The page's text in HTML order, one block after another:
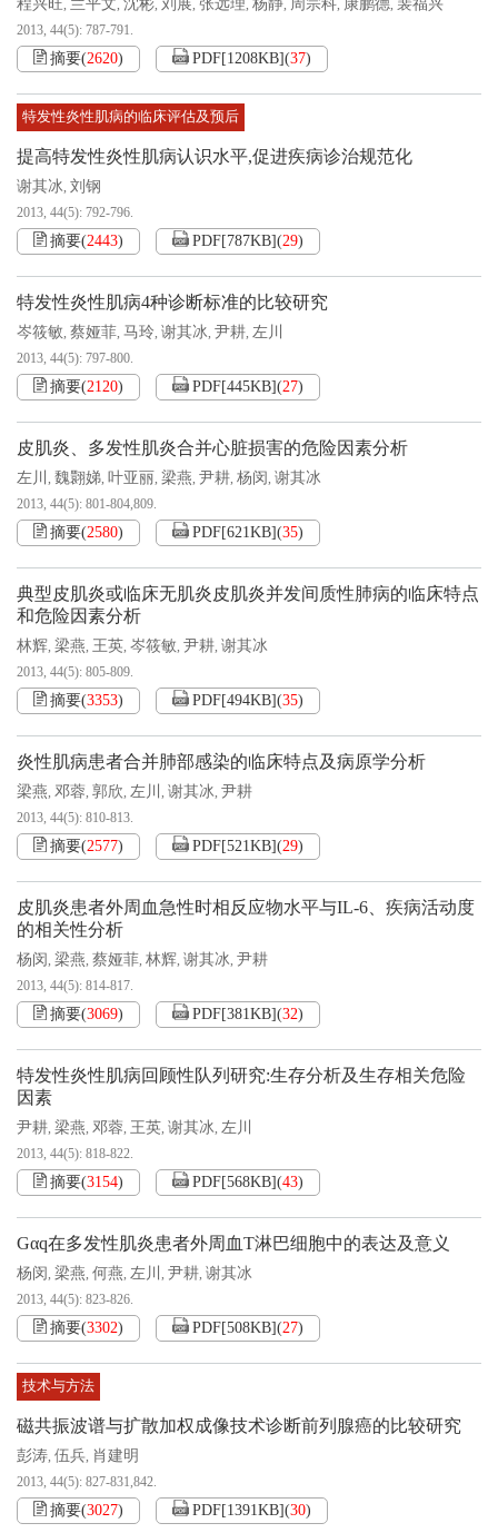
程兴旺, 兰平文, 沈彬, 刘展, 张远理, 杨静, 周宗科, 康鹏德, 裴福兴
2013, 44(5): 787-791.
摘要(2620) PDF[1208KB](37)
特发性炎性肌病的临床评估及预后
提高特发性炎性肌病认识水平,促进疾病诊治规范化
谢其冰, 刘钢
2013, 44(5): 792-796.
摘要(2443) PDF[787KB](29)
特发性炎性肌病4种诊断标准的比较研究
岑筱敏, 蔡娅菲, 马玲, 谢其冰, 尹耕, 左川
2013, 44(5): 797-800.
摘要(2120) PDF[445KB](27)
皮肌炎、多发性肌炎合并心脏损害的危险因素分析
左川 , 魏翾娣, 叶亚丽, 梁燕, 尹耕, 杨闵, 谢其冰
2013, 44(5): 801-804,809.
摘要(2580) PDF[621KB](35)
典型皮肌炎或临床无肌炎皮肌炎并发间质性肺病的临床特点
和危险因素分析
林辉, 梁燕, 王英, 岑筱敏, 尹耕, 谢其冰
2013, 44(5): 805-809.
摘要(3353) PDF[494KB](35)
炎性肌病患者合并肺部感染的临床特点及病原学分析
梁燕, 邓蓉, 郭欣, 左川 , 谢其冰, 尹耕
2013, 44(5): 810-813.
摘要(2577) PDF[521KB](29)
皮肌炎患者外周血急性时相反应物水平与IL-6、疾病活动度
的相关性分析
杨闵, 梁燕, 蔡娅菲, 林辉, 谢其冰, 尹耕
2013, 44(5): 814-817.
摘要(3069) PDF[381KB](32)
特发性炎性肌病回顾性队列研究:生存分析及生存相关危险
因素
尹耕, 梁燕, 邓蓉, 王英, 谢其冰, 左川
2013, 44(5): 818-822.
摘要(3154) PDF[568KB](43)
Gαq在多发性肌炎患者外周血T淋巴细胞中的表达及意义
杨闵, 梁燕, 何燕, 左川 , 尹耕, 谢其冰
2013, 44(5): 823-826.
摘要(3302) PDF[508KB](27)
技术与方法
磁共振波谱与扩散加权成像技术诊断前列腺癌的比较研究
彭涛, 伍兵, 肖建明
2013, 44(5): 827-831,842.
摘要(3027) PDF[1391KB](30)